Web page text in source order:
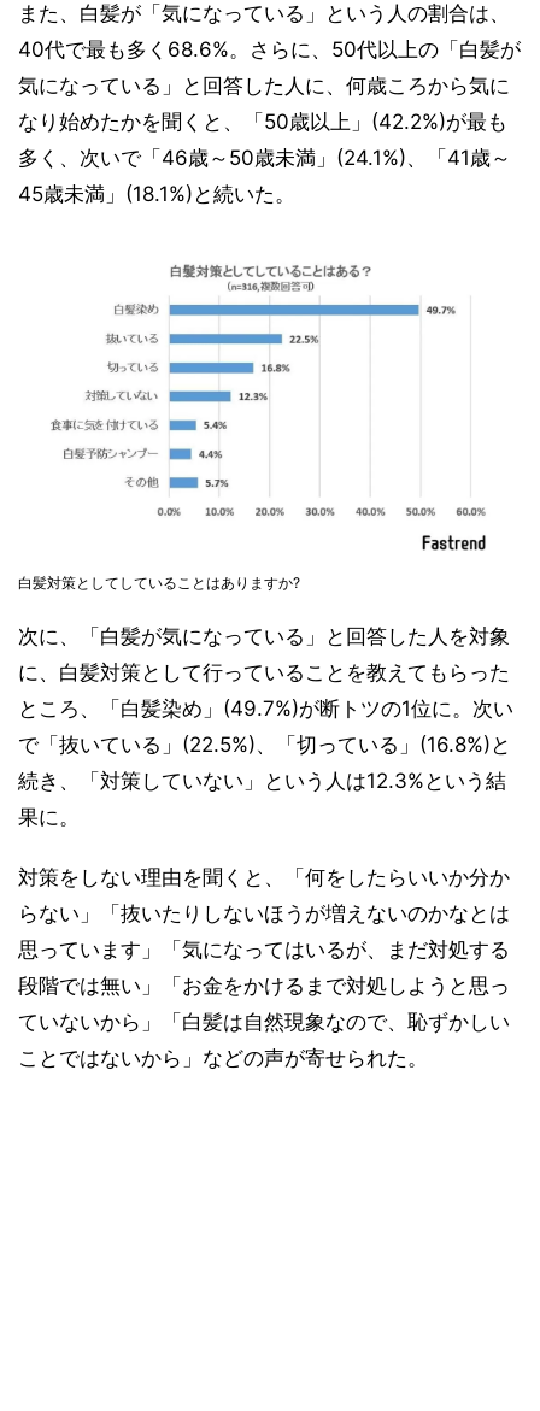
また、白髪が「気になっている」という人の割合は、
40代で最も多く68.6%。さらに、50代以上の「白髪が
気になっている」と回答した人に、何歳ころから気に
なり始めたかを聞くと、「50歳以上」(42.2%)が最も
多く、次いで「46歳～50歳未満」(24.1%)、「41歳～
45歳未満」(18.1%)と続いた。
白髪対策としてしていることはありますか?
次に、「白髪が気になっている」と回答した人を対象
に、白髪対策として行っていることを教えてもらった
ところ、「白髪染め」(49.7%)が断トツの1位に。次い
で「抜いている」(22.5%)、「切っている」(16.8%)と
続き、「対策していない」という人は12.3%という結
果に。
対策をしない理由を聞くと、「何をしたらいいか分か
らない」「抜いたりしないほうが増えないのかなとは
思っています」「気になってはいるが、まだ対処する
段階では無い」「お金をかけるまで対処しようと思っ
ていないから」「白髪は自然現象なので、恥ずかしい
ことではないから」などの声が寄せられた。